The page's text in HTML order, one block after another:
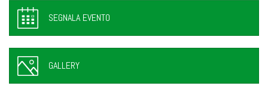
SEGNALA EVENTO
GALLERY